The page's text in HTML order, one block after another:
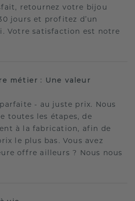
retournez votre bijou
jours et profitez d’un
Votre satisfaction est notre
métier : Une valeur
- au juste prix. Nous
toutes les étapes, de
à la fabrication, afin de
le plus bas. Vous avez
offre ailleurs ? Nous nous